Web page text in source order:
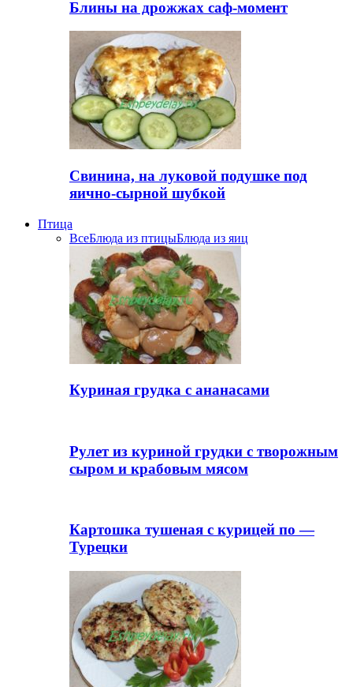
Блины на дрожжах саф-момент
Свинина, на луковой подушке под
яично-сырной шубкой
Птица
ВсеБлюда из птицыБлюда из яиц
Куриная грудка с ананасами
Рулет из куриной грудки с творожным
сыром и крабовым мясом
Картошка тушеная с курицей по —
Турецки